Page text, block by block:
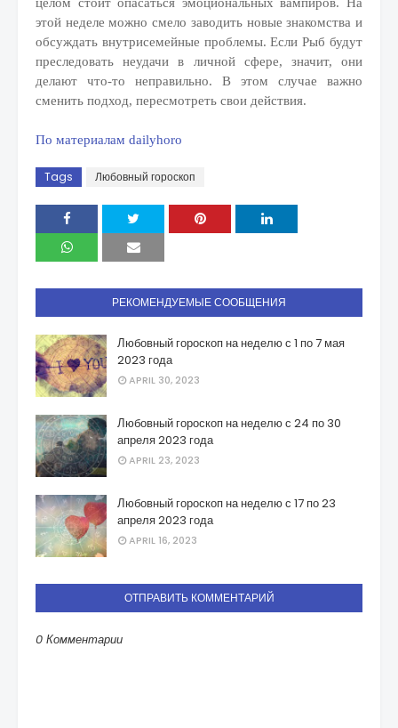
этой неделе можно смело заводить новые знакомства и
обсуждать внутрисемейные проблемы. Если Рыб будут
преследовать неудачи в личной сфере, значит, они
делают что-то неправильно. В этом случае важно
сменить подход, пересмотреть свои действия.
По материалам dailyhoro
Tags Любовный гороскоп
РЕКОМЕНДУЕМЫЕ СООБЩЕНИЯ
Любовный гороскоп на неделю с 1 по 7 мая
2023 года
APRIL 30, 2023
Любовный гороскоп на неделю с 24 по 30
апреля 2023 года
APRIL 23, 2023
Любовный гороскоп на неделю с 17 по 23
апреля 2023 года
APRIL 16, 2023
ОТПРАВИТЬ КОММЕНТАРИЙ
0 Комментарии